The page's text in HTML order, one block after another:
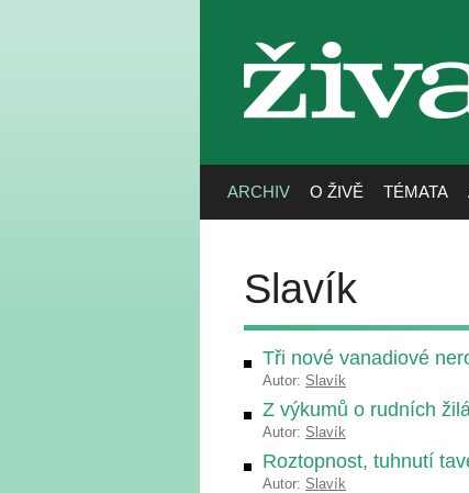
živa
ARCHIV O ŽIVĚ TÉMATA
Slavík
Tři nové vanadiové
Autor: Slavík
Z výkumů o rudních
Autor: Slavík
Roztopnost, tuhnutí
Autor: Slavík